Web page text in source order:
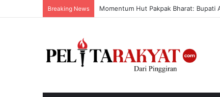
Breaking News Momentum Hut Pakpak Bharat: Bupati